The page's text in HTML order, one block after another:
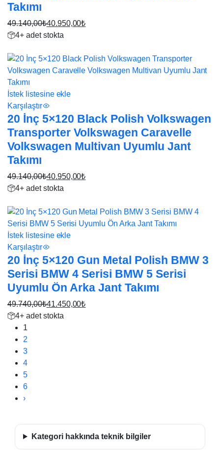
Takımı
49.140,00₺
Orijinal
49.140,00₺.
40.950,00₺
Şu
fiyat:
40.950,00₺.
4+ adet stokta
İstek listesine ekle
Karşılaştır
20 İnç 5×120 Black Polish Volkswagen
Transporter Volkswagen Caravelle
Volkswagen Multivan Uyumlu Jant
Takımı
49.140,00₺
Orijinal
49.140,00₺.
40.950,00₺
Şu
fiyat:
40.950,00₺.
4+ adet stokta
İstek listesine ekle
Karşılaştır
20 İnç 5×120 Gun Metal Polish BMW 3
Serisi BMW 4 Serisi BMW 5 Serisi
Uyumlu Ön Arka Jant Takımı
49.740,00₺
Orijinal
fiyat:
49.740,00₺.
41.450,00₺
Şu
andaki
fiyat:
41.450,00₺.
4+ adet stokta
1
2
3
4
5
6
›Sonraki
Kategori hakkında teknik bilgiler